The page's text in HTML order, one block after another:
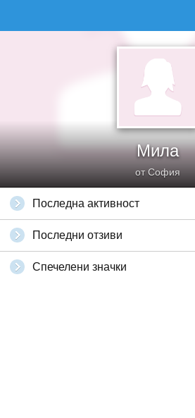
Мила
от София
Последна активност
Последни отзиви
Спечелени значки